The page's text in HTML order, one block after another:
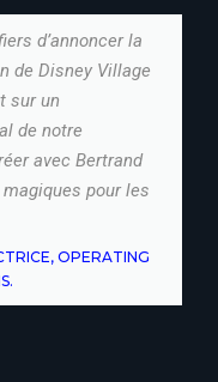
d’annoncer la
de Disney Village
sur un
de notre
avec Bertrand
pour les
OPERATING